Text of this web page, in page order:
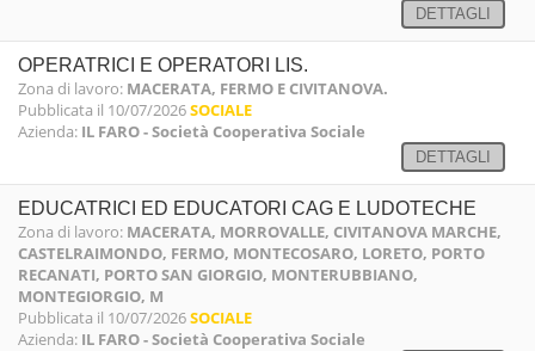
DETTAGLI
OPERATRICI E OPERATORI LIS.
Zona di lavoro: MACERATA, FERMO E CIVITANOVA.
Pubblicata il 10/07/2026SOCIALE
Azienda: IL FARO - Società Cooperativa Sociale
DETTAGLI
EDUCATRICI ED EDUCATORI CAG E LUDOTECHE
Zona di lavoro: MACERATA, MORROVALLE, CIVITANOVA MARCHE,
CASTELRAIMONDO, FERMO, MONTECOSARO, LORETO, PORTO
RECANATI, PORTO SAN GIORGIO, MONTERUBBIANO,
MONTEGIORGIO, M
Pubblicata il 10/07/2026SOCIALE
Azienda: IL FARO - Società Cooperativa Sociale